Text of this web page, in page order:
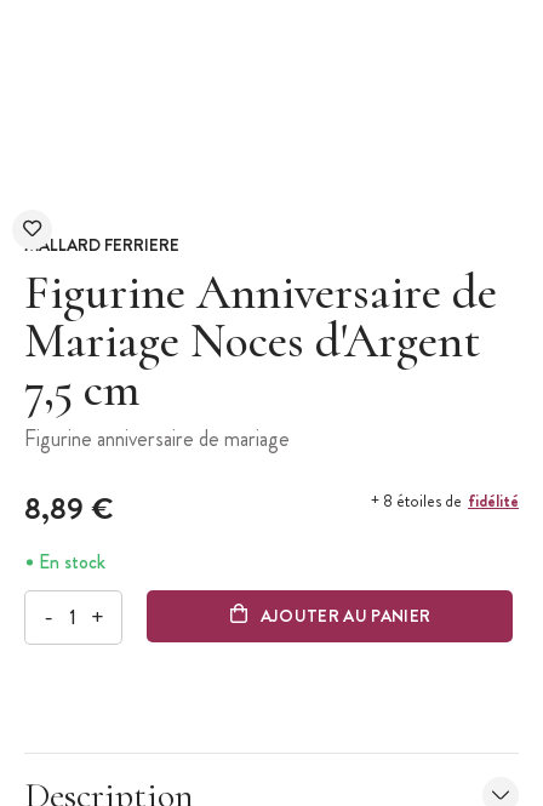
MALLARD FERRIERE
Figurine Anniversaire de
Mariage Noces d'Argent
7,5 cm
Figurine anniversaire de mariage
8,89 € + 8 étoiles de fidélité
En stock
- + AJOUTER AU PANIER
Description